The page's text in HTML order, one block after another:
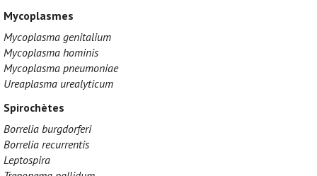
Mycoplasmes
Mycoplasma genitalium
Mycoplasma hominis
Mycoplasma pneumoniae
Ureaplasma urealyticum
Spirochètes
Borrelia burgdorferi
Borrelia recurrentis
Leptospira